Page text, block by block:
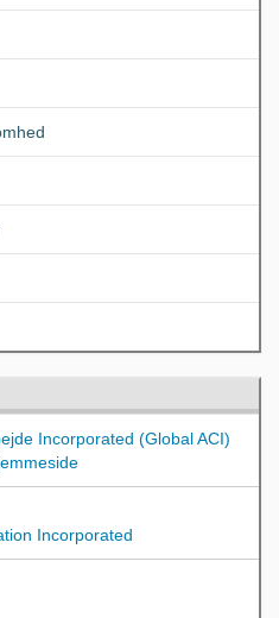
Incorporated (Global ACI)
Incorporated